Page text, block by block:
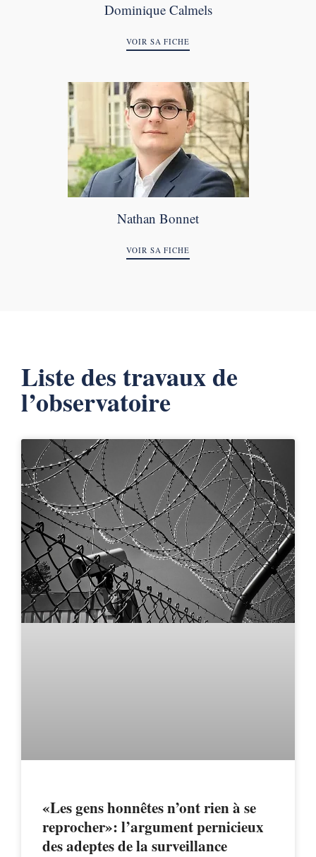
Dominique Calmels
VOIR SA FICHE
Nathan Bonnet
VOIR SA FICHE
Liste des travaux de
l’observatoire
«Les gens honnêtes n’ont rien à se
reprocher»: l’argument pernicieux
des adeptes de la surveillance